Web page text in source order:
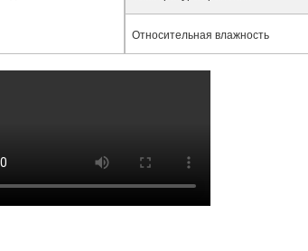
Относительная влажность